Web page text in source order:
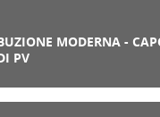
MODERNA -
PV